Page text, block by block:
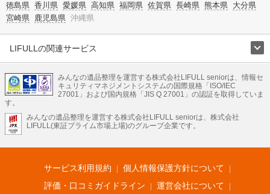
徳島県 香川県 愛媛県 高知県 福岡県 佐賀県 長崎県 熊本県 大分県
宮崎県 鹿児島県 沖縄県
LIFULLの関連サービス
不動産・住宅
引越し 老人ホーム 地方創生 ママの就労支援
不動産クラウドファンディング 遺品整理 老後の暮らし情報
LIFULL HOME'Sのサービス
不動産・住宅
不動産査定 マンション専門売却査定 不動産投資 アドバイザー
不動産アーカイブ
空き家バンク 家賃相場 不動産会社
まちむすび
不動産用語集 住まいのお役立ち情報
LIFULL HOME'S PRESS
アプリ 不動産データ 不動産転職
みんなの遺品整理を運営する株式会社LIFULL seniorは、情報セ
キュリティマネジメントシステムの国際規格「ISO/IEC
27001」および国内規格「JIS Q 27001」の認証を取得していま
す。
みんなの遺品整理を運営する株式会社LIFULL seniorは、株式会社
LIFULL(東証プライム市場上場)のグループ企業です。
サービス利用規約
個人情報保護方針について
評価・口コミガイドライン
運営会社について